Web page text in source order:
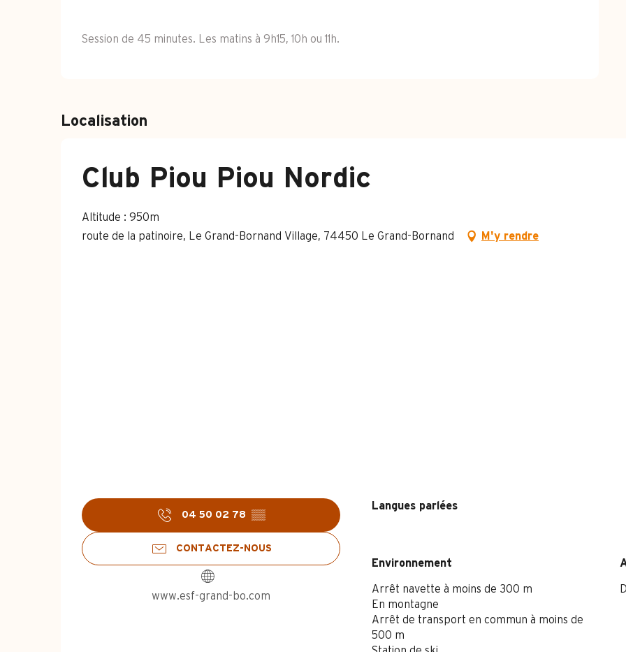
Session de 45 minutes. Les matins à 9h15, 10h ou 11h.
Localisation
Club Piou Piou Nordic
Altitude : 950m
route de la patinoire, Le Grand-Bornand Village, 74450 Le Grand-Bornand
M'y rendre
04 50 02 78 ▒▒
CONTACTEZ-NOUS
www.esf-grand-bo.com
Langues parlées
Langues parlées
Environnement
Environnement
Arrêt navette à moins de 300 m
En montagne
Arrêt de transport en commun à moins de
500 m